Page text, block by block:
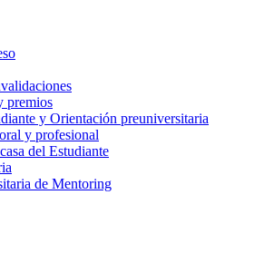
premios
y Orientación preuniversitaria
y profesional
del Estudiante
de Mentoring